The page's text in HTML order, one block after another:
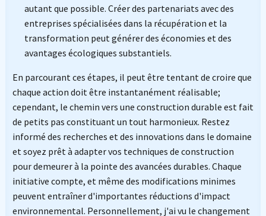
autant que possible. Créer des partenariats avec des
entreprises spécialisées dans la récupération et la
transformation peut générer des économies et des
avantages écologiques substantiels.
En parcourant ces étapes, il peut être tentant de croire que
chaque action doit être instantanément réalisable;
cependant, le chemin vers une construction durable est fait
de petits pas constituant un tout harmonieux. Restez
informé des recherches et des innovations dans le domaine
et soyez prêt à adapter vos techniques de construction
pour demeurer à la pointe des avancées durables. Chaque
initiative compte, et même des modifications minimes
peuvent entraîner d'importantes réductions d'impact
environnemental. Personnellement, j'ai vu le changement